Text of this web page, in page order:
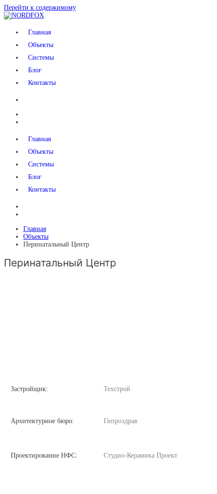
Перейти к содержимому
NORDFOXГлавная
Объекты
Системы
Блог
Контакты
Главная
Объекты
Системы
Блог
Контакты
Главная
Объекты
Перинатальный Центр
Перинатальный Центр
Застройщик: Техстрой
Архитектурное бюро: Гипроздрав
Проектирование НФС: Студио-Керамика Проект